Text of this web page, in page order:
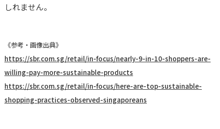
しれません。
《参考・画像出典》
https://sbr.com.sg/retail/in-focus/nearly-9-in-10-shoppers-are-
willing-pay-more-sustainable-products
https://sbr.com.sg/retail/in-focus/here-are-top-sustainable-
shopping-practices-observed-singaporeans